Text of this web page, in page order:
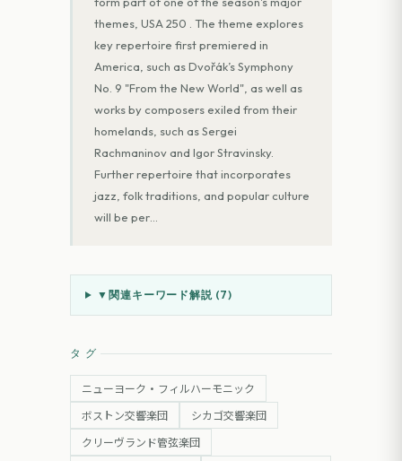
themes, USA 250 . The theme explores
key repertoire first premiered in
America, such as Dvořák’s Symphony
No. 9 "From the New World", as well as
works by composers exiled from their
homelands, such as Sergei
Rachmaninov and Igor Stravinsky.
Further repertoire that incorporates
jazz, folk traditions, and popular culture
will be per
▼ 関連キーワード解説 (7)
タグ
ニューヨーク・フィルハーモニック
ボストン交響楽団 シカゴ交響楽団
クリーヴランド管弦楽団